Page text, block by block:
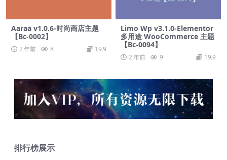
Aaraa v1.0.6-时尚商店主题
【Bc-0002】
2 年前 8 19.9
Limo Wp v3.1.0-Elementor
多用途 WooCommerce 主题
【Bc-0094】
2 年前 9 19.9
排行榜展示